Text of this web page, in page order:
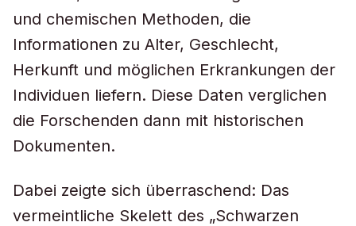
und chemischen Methoden, die
Informationen zu Alter, Geschlecht,
Herkunft und möglichen Erkrankungen der
Individuen liefern. Diese Daten verglichen
die Forschenden dann mit historischen
Dokumenten.
Dabei zeigte sich überraschend: Das
vermeintliche Skelett des „Schwarzen